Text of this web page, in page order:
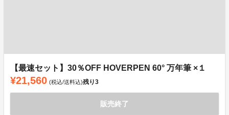
【最速セット】30％OFF HOVERPEN 60° 万年筆 ×１
¥21,560 (税込/送料込)残り3
販売終了